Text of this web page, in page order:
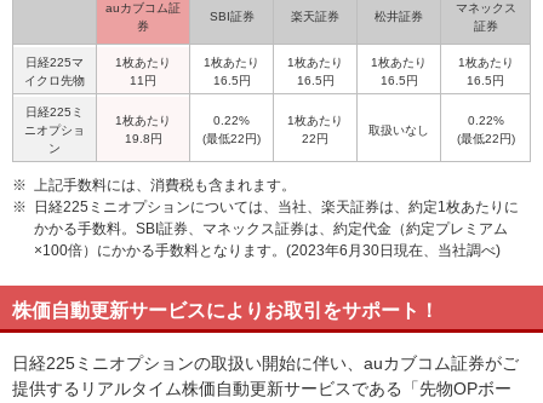
auカブコム証
券
SBI証券 楽天証券 松井証券
マネックス
証券
日経225マ
イクロ先物
1枚あたり
11円
1枚あたり
16.5円
1枚あたり
16.5円
1枚あたり
16.5円
1枚あたり
16.5円
日経225ミ
ニオプショ
ン
1枚あたり
19.8円
0.22%
(最低22円)
1枚あたり
22円
取扱いなし
0.22%
(最低22円)
※ 上記手数料には、消費税も含まれます。
※
日経225ミニオプションについては、当社、楽天証券は、約定1枚あたりに
かかる手数料。SBI証券、マネックス証券は、約定代金（約定プレミアム
×100倍）にかかる手数料となります。(2023年6月30日現在、当社調べ)
株価自動更新サービスによりお取引をサポート！
日経225ミニオプションの取扱い開始に伴い、auカブコム証券がご
提供するリアルタイム株価自動更新サービスである「先物OPボー